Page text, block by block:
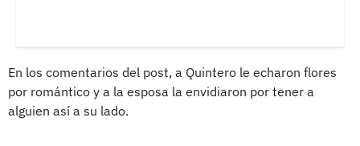
En los comentarios del post, a Quintero le echaron flores
por romántico y a la esposa la envidiaron por tener a
alguien así a su lado.